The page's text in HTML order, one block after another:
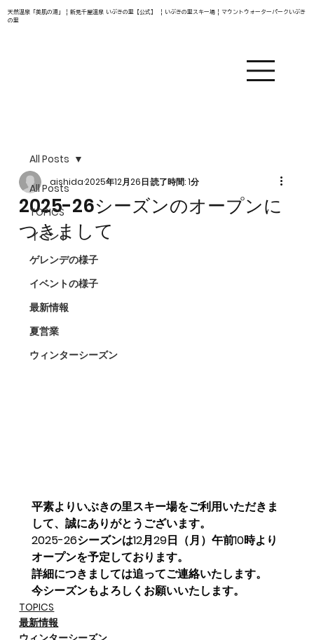
天然温泉「美肌の湯」 | 新見千屋温泉 いぶきの里【公式】 | いぶきの里スキー場 | マウントウォーターパークいぶき
の里
All Posts
TOPICS
イベント
ゲレンデの様子
イベントの様子
最新情報
夏営業
ウィンターシーズン
All Posts
2025-26シーズンのオープンに
つきまして
aishida2025年12月26日読了時間: 1分
平素よりいぶきの里スキー場をご利用いただきま
して、誠にありがとうございます。
2025-26シーズンは12月29日（月）午前10時より
オープンを予定しております。
詳細につきましては追ってご連絡いたします。
今シーズンもよろしくお願いいたします。
TOPICS
最新情報